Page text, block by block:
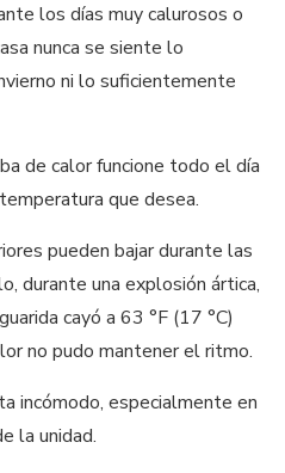
los días muy calurosos o
nunca se siente lo
ni lo suficientemente
de calor funcione todo el día
que desea.
pueden bajar durante las
durante una explosión ártica,
cayó a 63 °F (17 °C)
no pudo mantener el ritmo.
incómodo, especialmente en
la unidad.